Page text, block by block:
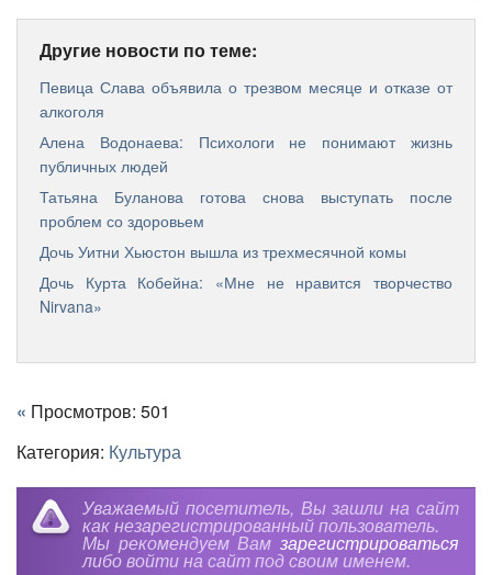
Другие новости по теме:
Певица Слава объявила о трезвом месяце и отказе от
алкоголя
Алена Водонаева: Психологи не понимают жизнь
публичных людей
Татьяна Буланова готова снова выступать после
проблем со здоровьем
Дочь Уитни Хьюстон вышла из трехмесячной комы
Дочь Курта Кобейна: «Мне не нравится творчество
Nirvana»
« Просмотров: 501
Категория: Культура
Уважаемый посетитель, Вы зашли на сайт
как незарегистрированный пользователь.
Мы рекомендуем Вам зарегистрироваться
либо войти на сайт под своим именем.